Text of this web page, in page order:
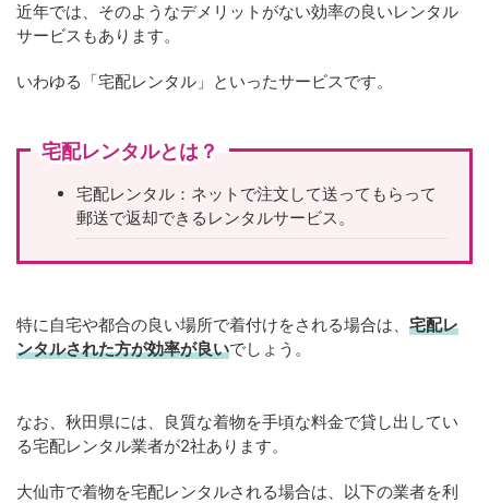
近年では、そのようなデメリットがない効率の良いレンタル
サービスもあります。
いわゆる「宅配レンタル」といったサービスです。
宅配レンタルとは？
宅配レンタル：ネットで注文して送ってもらって
郵送で返却できるレンタルサービス。
特に自宅や都合の良い場所で着付けをされる場合は、 宅配レ
ンタルされた方が効率が良いでしょう。
なお、秋田県には、良質な着物を手頃な料金で貸し出してい
る宅配レンタル業者が2社あります。
大仙市で着物を宅配レンタルされる場合は、以下の業者を利